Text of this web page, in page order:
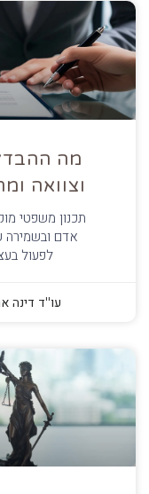
מה
וצוואה
תכנון משפטי
אדם ובשמירה
לפעול
עו''ד דינה